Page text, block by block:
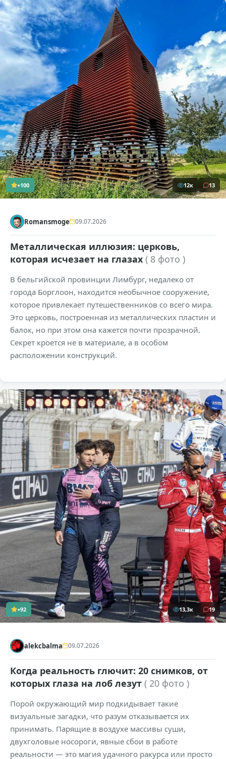
+100 12к 13
Romansmoge 09.07.2026
Металлическая иллюзия: церковь,
которая исчезает на глазах ( 8 фото )
В бельгийской провинции Лимбург, недалеко от
города Борглоон, находится необычное сооружение,
которое привлекает путешественников со всего мира.
Это церковь, построенная из металлических пластин и
балок, но при этом она кажется почти прозрачной.
Секрет кроется не в материале, а в особом
расположении конструкций.
+92 13,3к 19
alekcbalma 09.07.2026
Когда реальность глючит: 20 снимков, от
которых глаза на лоб лезут ( 20 фото )
Порой окружающий мир подкидывает такие
визуальные загадки, что разум отказывается их
принимать. Парящие в воздухе массивы суши,
двухголовые носороги, явные сбои в работе
реальности — это магия удачного ракурса или просто